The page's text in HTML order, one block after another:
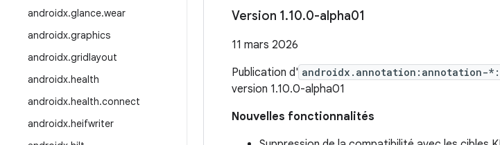
androidx.glance.wear
androidx.graphics
androidx.gridlayout
androidx.health
androidx.health.connect
androidx.heifwriter
Version 1.10.0-alpha01
11 mars 2026
Publication d' androidx.annotation:annotation-
version 1.10.0-alpha01
Nouvelles fonctionnalités